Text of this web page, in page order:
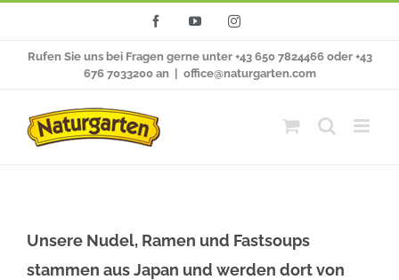
FacebookYouTubeInstagram
Rufen Sie uns bei Fragen gerne unter +43 650 7824466 oder +43
676 7033200 an
office@naturgarten.com
Unsere Nudel, Ramen und Fastsoups
stammen aus Japan und werden dort von